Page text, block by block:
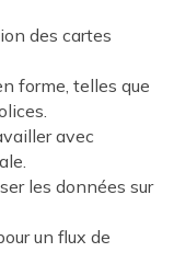
des cartes
forme, telles que
avec
les données sur
un flux de